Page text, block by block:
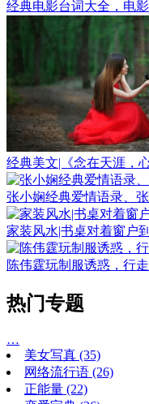
经典电影台词大全，电
经典美文|《念在天涯，
张小娴经典爱情语录、
家装风水|书桌对着窗户
陈伟霆玩制服诱惑，行
热门专题
…
美女写真 (35)
网络流行语 (26)
正能量 (22)